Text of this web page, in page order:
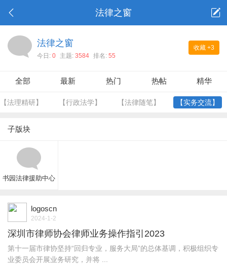
法律之窗
收藏 +3
法律之窗
今日: 0 主题: 3584 排名: 55
全部 最新 热门 热帖 精华
【法理精研】 【行政法学】 【法律随笔】 【实务交流】
子版块
书园法律援助中心
logoscn
2024-1-2
深圳市律师协会律师业务操作指引2023
第十一届市律协坚持“回归专业，服务大局”的总体基调，积极组织专
业委员会开展业务研究，并将 ...